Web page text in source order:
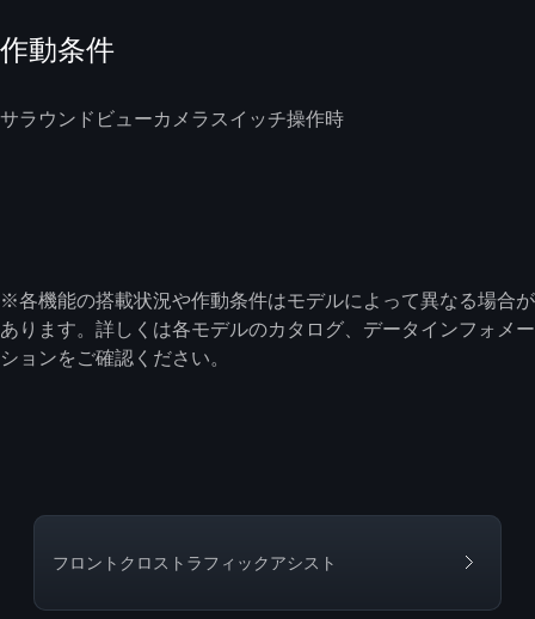
作動条件
サラウンドビューカメラスイッチ操作時
※各機能の搭載状況や作動条件はモデルによって異なる場合が
あります。詳しくは各モデルのカタログ、データインフォメー
ションをご確認ください。
フロントクロストラフィックアシスト